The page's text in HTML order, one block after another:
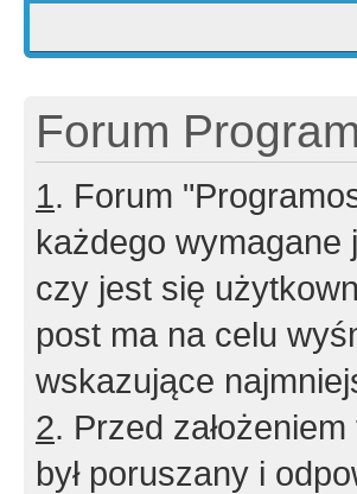
Forum
1. Forum
każdego wymagane
czy jest się
post ma na celu
wskazujące
2. Przed
był poruszany i